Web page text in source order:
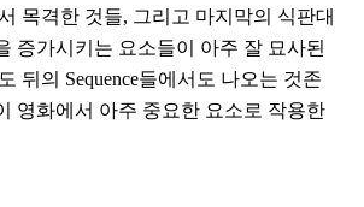
목격한 것들, 그리고 마지막의 식판대
증가시키는 요소들이 아주 잘 묘사된
뒤의 Sequence들에서도 나오는 것존
영화에서 아주 중요한 요소로 작용한